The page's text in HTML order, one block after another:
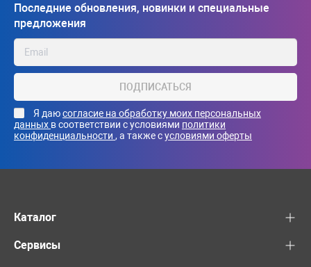
Последние обновления, новинки и специальные
предложения
ПОДПИСАТЬСЯ
Я даюсогласие на обработку моих персональных
данных в соответствии с условиями политики
конфиденциальности , а также сусловиями оферты
Каталог
Сервисы